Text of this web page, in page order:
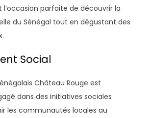
l’occasion parfaite de découvrir la
du Sénégal tout en dégustant des
Social
Château Rouge est
dans des initiatives sociales
les communautés locales au